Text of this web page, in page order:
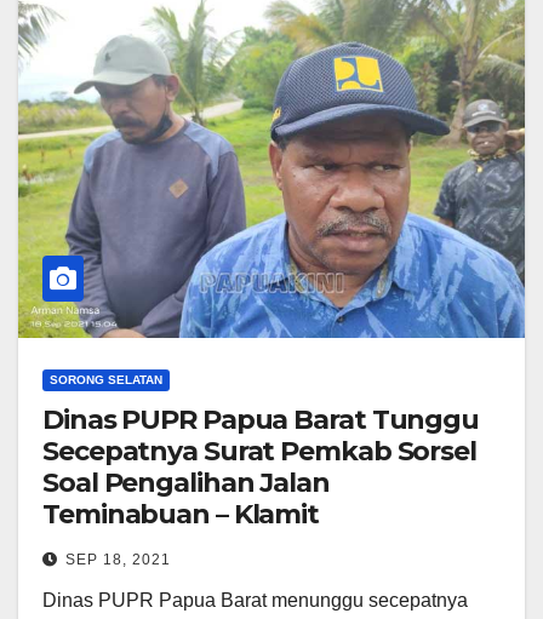
SORONG SELATAN
Dinas PUPR Papua Barat Tunggu
Secepatnya Surat Pemkab Sorsel
Soal Pengalihan Jalan
Teminabuan – Klamit
SEP 18, 2021
Dinas PUPR Papua Barat menunggu secepatnya